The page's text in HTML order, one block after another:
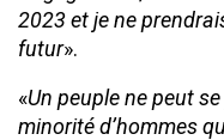
2023 et je ne
futur».
«Un peuple ne peut
minorité d’hommes